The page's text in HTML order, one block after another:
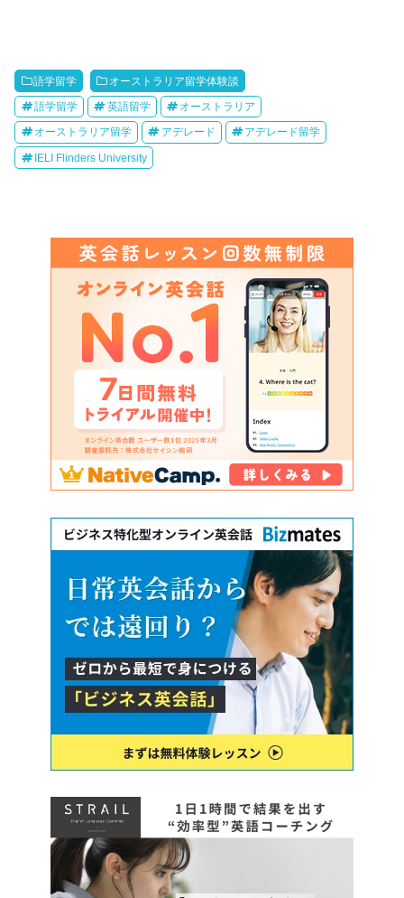
語学留学 オーストラリア留学体験談
語学留学 英語留学 オーストラリア
オーストラリア留学 アデレード アデレード留学
IELI Flinders University